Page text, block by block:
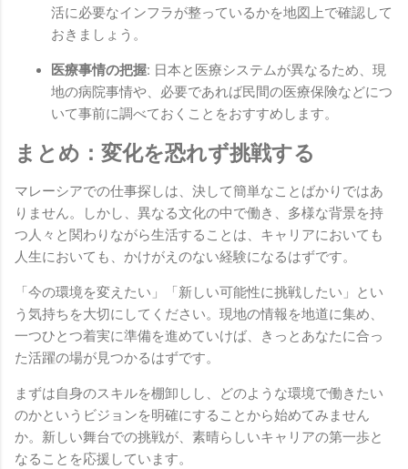
活に必要なインフラが整っているかを地図上で確認して
おきましょう。
医療事情の把握: 日本と医療システムが異なるため、現
地の病院事情や、必要であれば民間の医療保険などにつ
いて事前に調べておくことをおすすめします。
まとめ：変化を恐れず挑戦する
マレーシアでの仕事探しは、決して簡単なことばかりではあ
りません。しかし、異なる文化の中で働き、多様な背景を持
つ人々と関わりながら生活することは、キャリアにおいても
人生においても、かけがえのない経験になるはずです。
「今の環境を変えたい」「新しい可能性に挑戦したい」とい
う気持ちを大切にしてください。現地の情報を地道に集め、
一つひとつ着実に準備を進めていけば、きっとあなたに合っ
た活躍の場が見つかるはずです。
まずは自身のスキルを棚卸しし、どのような環境で働きたい
のかというビジョンを明確にすることから始めてみません
か。新しい舞台での挑戦が、素晴らしいキャリアの第一歩と
なることを応援しています。